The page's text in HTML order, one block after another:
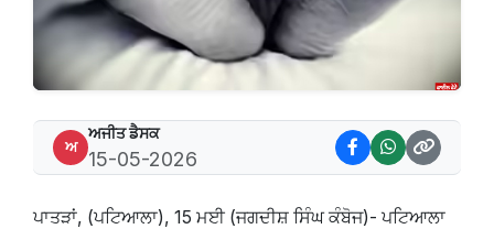
ਅ
ਅਜੀਤ ਡੈਸਕ
15-05-2026
ਪਾਤੜਾਂ, (ਪਟਿਆਲਾ), 15 ਮਈ (ਜਗਦੀਸ਼ ਸਿੰਘ ਕੰਬੋਜ)- ਪਟਿਆਲਾ